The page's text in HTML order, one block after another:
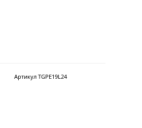
Артикул TGPE19L24